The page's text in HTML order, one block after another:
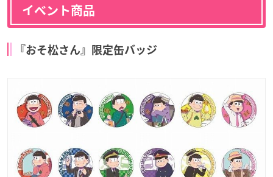
イベント商品
『おそ松さん』限定缶バッジ